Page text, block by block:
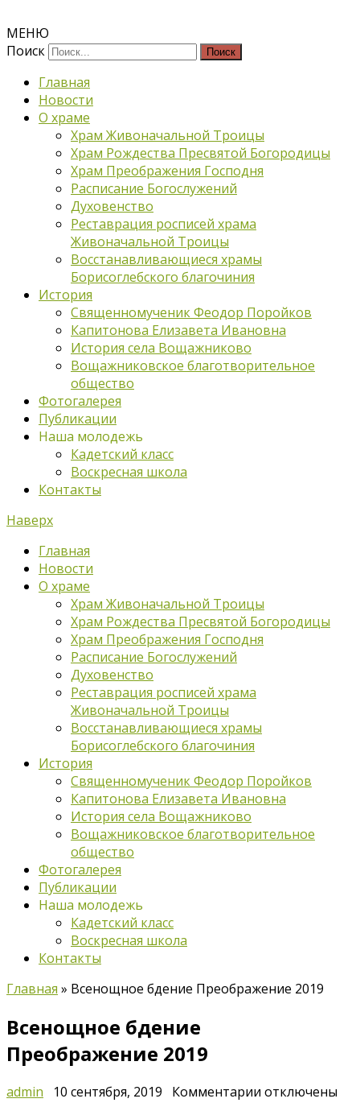
МЕНЮ
Поиск
Главная
Новости
О храме
Храм Живоначальной Троицы
Храм Рождества Пресвятой Богородицы
Храм Преображения Господня
Расписание Богослужений
Духовенство
Реставрация росписей храма
Живоначальной Троицы
Восстанавливающиеся храмы
Борисоглебского благочиния
История
Священномученик Феодор Поройков
Капитонова Елизавета Ивановна
История села Вощажниково
Вощажниковское благотворительное
общество
Фотогалерея
Публикации
Наша молодежь
Кадетский класс
Воскресная школа
Контакты
Наверх
Главная
Новости
О храме
Храм Живоначальной Троицы
Храм Рождества Пресвятой Богородицы
Храм Преображения Господня
Расписание Богослужений
Духовенство
Реставрация росписей храма
Живоначальной Троицы
Восстанавливающиеся храмы
Борисоглебского благочиния
История
Священномученик Феодор Поройков
Капитонова Елизавета Ивановна
История села Вощажниково
Вощажниковское благотворительное
общество
Фотогалерея
Публикации
Наша молодежь
Кадетский класс
Воскресная школа
Контакты
Главная » Всенощное бдение Преображение 2019
Всенощное бдение
Преображение 2019
admin 10 сентября, 2019 Комментарии котключены